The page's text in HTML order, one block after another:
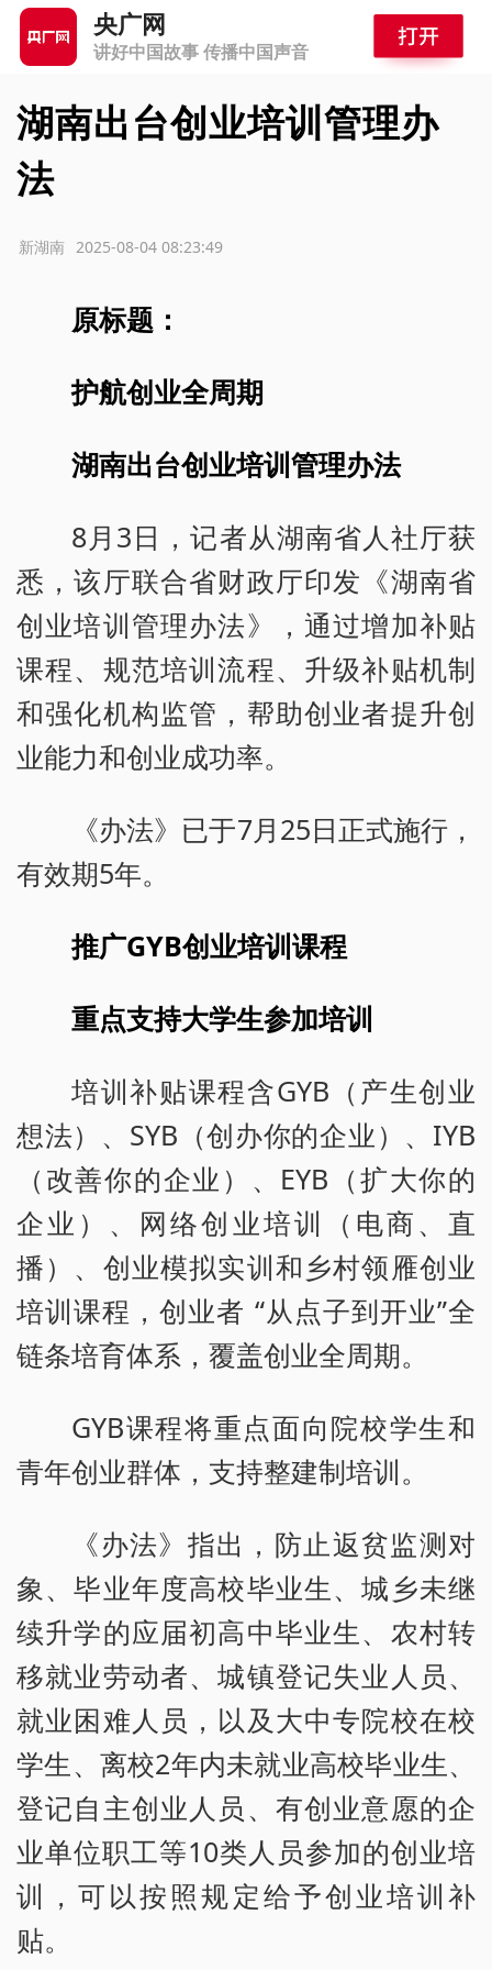
央广网
讲好中国故事 传播中国声音
湖南出台创业培训管理办
法
2025-08-04 08:23:49
新湖南
原标题：
护航创业全周期
湖南出台创业培训管理办法
8月3日，记者从湖南省人社厅获
悉，该厅联合省财政厅印发《湖南省
创业培训管理办法》，通过增加补贴
课程、规范培训流程、升级补贴机制
和强化机构监管，帮助创业者提升创
业能力和创业成功率。
《办法》已于7月25日正式施行，
有效期5年。
推广GYB创业培训课程
重点支持大学生参加培训
培训补贴课程含GYB（产生创业
想法）、SYB（创办你的企业）、IYB
（改善你的企业）、EYB（扩大你的
企业）、网络创业培训（电商、直
播）、创业模拟实训和乡村领雁创业
培训课程，创业者 “从点子到开业”全
链条培育体系，覆盖创业全周期。
GYB课程将重点面向院校学生和
青年创业群体，支持整建制培训。
《办法》指出，防止返贫监测对
象、毕业年度高校毕业生、城乡未继
续升学的应届初高中毕业生、农村转
移就业劳动者、城镇登记失业人员、
就业困难人员，以及大中专院校在校
学生、离校2年内未就业高校毕业生、
登记自主创业人员、有创业意愿的企
业单位职工等10类人员参加的创业培
训，可以按照规定给予创业培训补
贴。